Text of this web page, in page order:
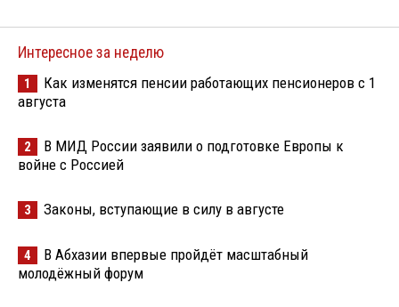
Интересное за неделю
1
Как изменятся пенсии работающих пенсионеров с 1
августа
2
В МИД России заявили о подготовке Европы к
войне с Россией
3 Законы, вступающие в силу в августе
4
В Абхазии впервые пройдёт масштабный
молодёжный форум